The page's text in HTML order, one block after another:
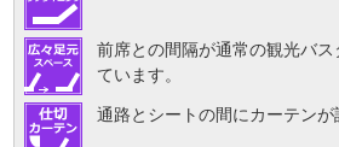
前席との間隔が通常の観光バ
ています。
通路とシートの間にカーテンが